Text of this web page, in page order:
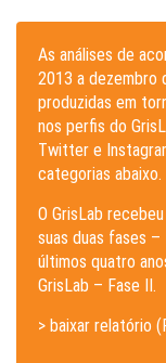
As análises de
2013 a dezembro
produzidas em
nos perfis do
Twitter e
categorias abaixo.
O GrisLab
suas duas fases
últimos quatro
GrisLab – Fase II.
> baixar relatório